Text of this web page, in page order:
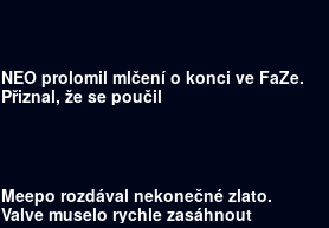
NEO prolomil mlčení o konci ve FaZe.
Přiznal, že se poučil
Meepo rozdával nekonečné zlato.
Valve muselo rychle zasáhnout